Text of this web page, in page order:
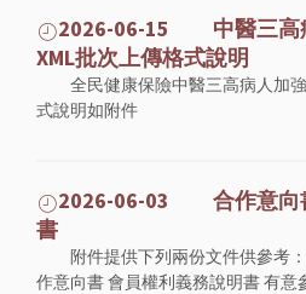
2026-06-15 中醫三高
XML批次上傳格式說明
全民健康保險中醫三高病人加
式說明如附件
2026-06-03 合作意向
書
附件提供下列兩份文件供參考
作意向書 會員權利義務說明書 有意